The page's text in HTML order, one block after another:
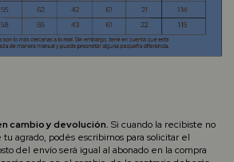
cambio y devolución. Si cuando la recibiste no
agrado, podés escribirnos para solicitar el
del envío será igual al abonado en la compra